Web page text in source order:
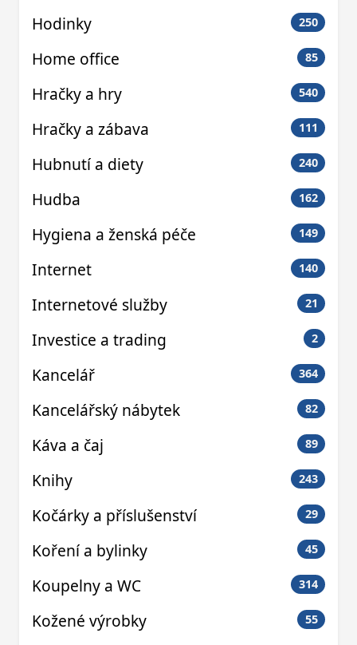
Hodinky 250
Home office 85
Hračky a hry 540
Hračky a zábava 111
Hubnutí a diety 240
Hudba 162
Hygiena a ženská péče 149
Internet 140
Internetové služby 21
Investice a trading 2
Kancelář 364
Kancelářský nábytek 82
Káva a čaj 89
Knihy 243
Kočárky a příslušenství 29
Koření a bylinky 45
Koupelny a WC 314
Kožené výrobky 55